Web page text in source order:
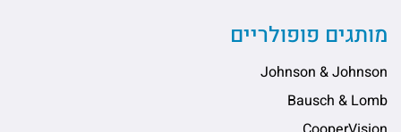
מותגים פופולריים
Johnson & Johnson
Bausch & Lomb